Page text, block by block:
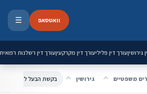
וואטסאפ ☰
גירושיןעורך דין פליליעורך דין מקרקעיןעורך דין רשלנות רפואית
משפטיים גירושין בקשת הבעל לשעבר